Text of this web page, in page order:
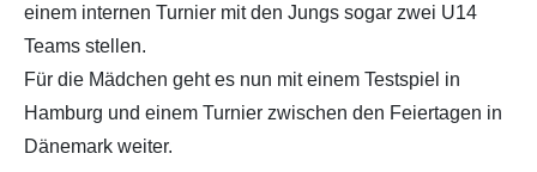
einem internen Turnier mit den Jungs sogar zwei U14
Teams stellen.
Für die Mädchen geht es nun mit einem Testspiel in
Hamburg und einem Turnier zwischen den Feiertagen in
Dänemark weiter.